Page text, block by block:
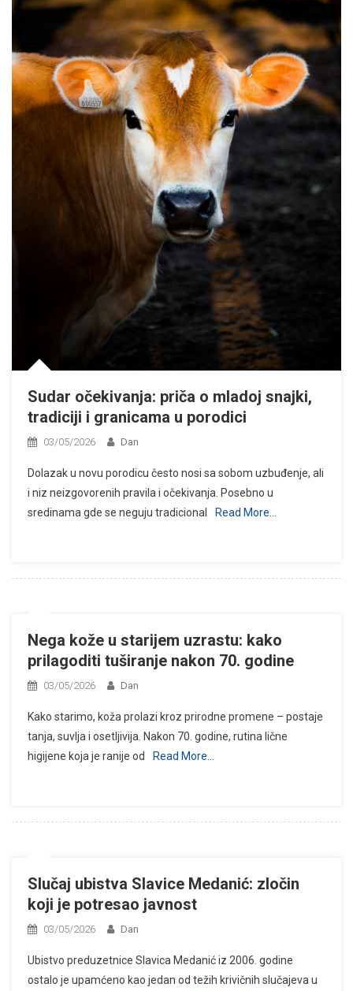
Sudar očekivanja: priča o mladoj snajki,
tradiciji i granicama u porodici
03/05/2026 Dan
Dolazak u novu porodicu često nosi sa sobom uzbuđenje, ali
i niz neizgovorenih pravila i očekivanja. Posebno u
sredinama gde se neguju tradicional
Read More…
Nega kože u starijem uzrastu: kako
prilagoditi tuširanje nakon 70. godine
03/05/2026 Dan
Kako starimo, koža prolazi kroz prirodne promene – postaje
tanja, suvlja i osetljivija. Nakon 70. godine, rutina lične
higijene koja je ranije od
Read More…
Slučaj ubistva Slavice Medanić: zločin
koji je potresao javnost
03/05/2026 Dan
Ubistvo preduzetnice Slavica Medanić iz 2006. godine
ostalo je upamćeno kao jedan od težih krivičnih slučajeva u